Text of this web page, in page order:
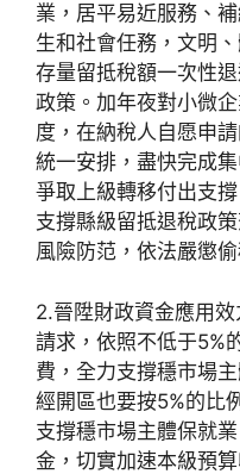
業，居平易近服務、
生和社會任務，文明
存量留抵稅額一次性
政策。加年夜對小微
度，在納稅人自愿申
統一安排，盡快完成
爭取上級轉移付出支
支撐縣級留抵退稅政
風險防范，依法嚴懲
2.晉陞財政資金應用
請求，依照不低于5%
費，全力支撐穩市場
經開區也要按5%的比
支撐穩市場主體保就
金，切實加速本級預